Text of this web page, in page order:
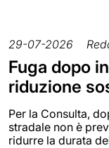
29-07-2026
Fuga dopo
riduzione
Per la Consulta,
stradale non è
ridurre la durata